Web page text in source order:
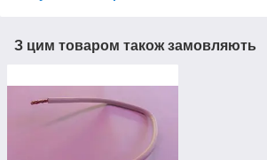
З цим товаром також замовляють